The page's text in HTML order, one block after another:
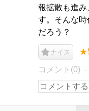
報拡散も進み
す。そんな時
だろう？
ナイス
コメント(0)